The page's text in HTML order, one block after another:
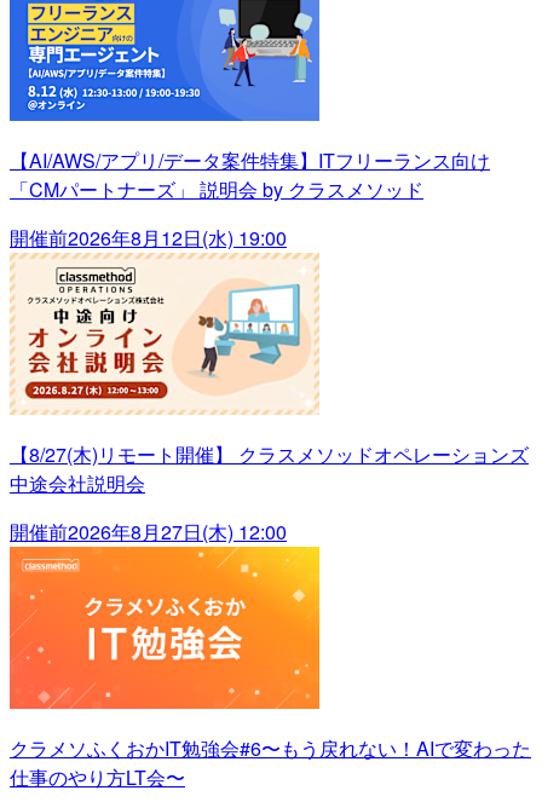
【AI/AWS/アプリ/データ案件特集】ITフリーランス向け
「CMパートナーズ」 説明会 by クラスメソッド
開催前2026年8月12日(水) 19:00
【8/27(木)リモート開催】 クラスメソッドオペレーションズ
中途会社説明会
開催前2026年8月27日(木) 12:00
クラメソふくおかIT勉強会#6〜もう戻れない！AIで変わった
仕事のやり方LT会〜